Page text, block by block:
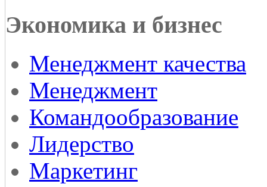
Экономика и бизнес
Менеджмент качества
Менеджмент
Командообразование
Лидерство
Маркетинг